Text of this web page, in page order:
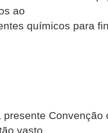
ao
químicos para
Convenção
vasto